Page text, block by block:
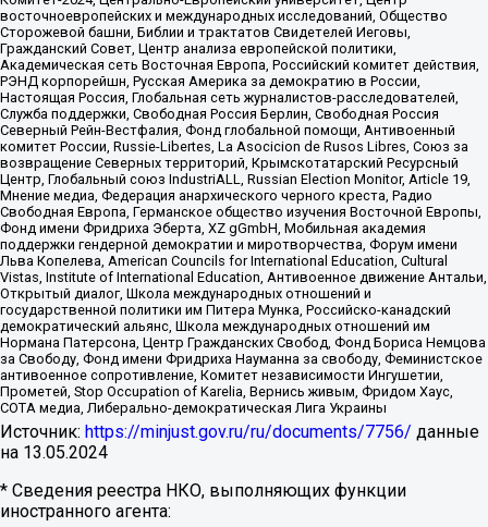
восточноевропейских и международных исследований, Общество
Сторожевой башни, Библии и трактатов Свидетелей Иеговы,
Гражданский Совет, Центр анализа европейской политики,
Академическая сеть Восточная Европа, Российский комитет действия,
РЭНД корпорейшн, Русская Америка за демократию в России,
Настоящая Россия, Глобальная сеть журналистов-расследователей,
Служба поддержки, Свободная Россия Берлин, Свободная Россия
Северный Рейн-Вестфалия, Фонд глобальной помощи, Антивоенный
комитет России, Russie-Libertes, La Asocicion de Rusos Libres, Союз за
возвращение Северных территорий, Крымскотатарский Ресурсный
Центр, Глобальный союз IndustriALL, Russian Election Monitor, Article 19,
Мнение медиа, Федерация анархического черного креста, Радио
Свободная Европа, Германское общество изучения Восточной Европы,
Фонд имени Фридриха Эберта, XZ gGmbH, Мобильная академия
поддержки гендерной демократии и миротворчества, Форум имени
Льва Копелева, American Councils for International Education, Cultural
Vistas, Institute of International Education, Антивоенное движение Антальи,
Открытый диалог, Школа международных отношений и
государственной политики им Питера Мунка, Российско-канадский
демократический альянс, Школа международных отношений им
Нормана Патерсона, Центр Гражданских Свобод, Фонд Бориса Немцова
за Свободу, Фонд имени Фридриха Науманна за свободу, Феминистское
антивоенное сопротивление, Комитет независимости Ингушетии,
Прометей, Stop Occupation of Karelia, Вернись живым, Фридом Хаус,
СОТА медиа, Либерально-демократическая Лига Украины
Источник: https://minjust.gov.ru/ru/documents/7756/ данные
на 13.05.2024
* Сведения реестра НКО, выполняющих функции
иностранного агента: